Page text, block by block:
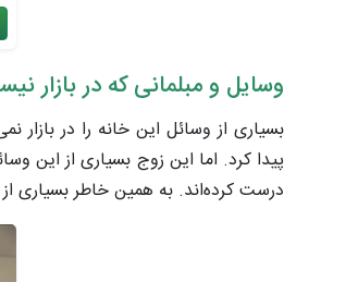
وسایل و مبلمانی که در بازار
بسیاری از وسائل این خانه را در
پیدا کرد. اما این زوج بسیاری از این
درست کرده‌اند. به همین خاطر بسیاری